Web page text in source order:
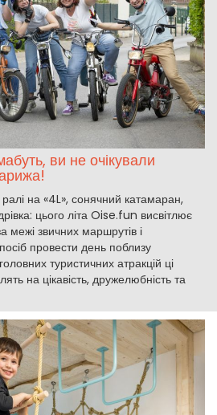
ви не очікували
на «4L», сонячний катамаран,
цього літа Oise.fun висвітлює
межі звичних маршрутів і
провести день поблизу
туристичних атракцій ці
на цікавість, дружелюбність та